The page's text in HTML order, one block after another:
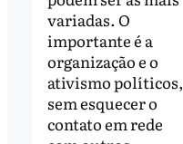
variadas. O
importante é a
organização e o
ativismo políticos,
sem esquecer o
contato em rede